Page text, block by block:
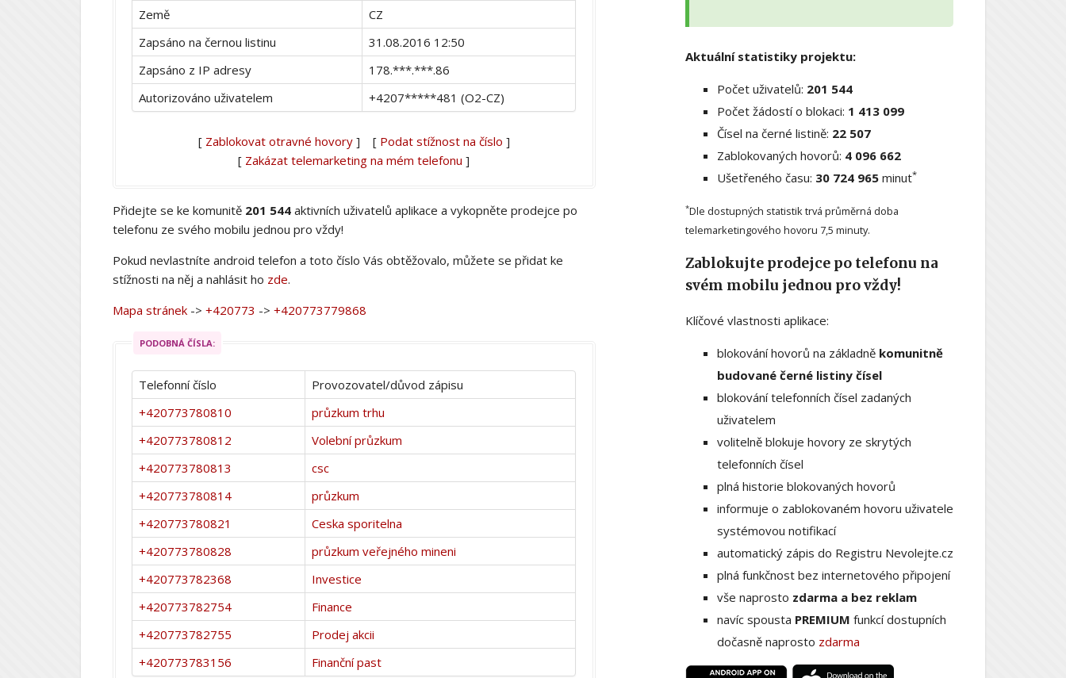
Země
CZ
Zapsáno na černou listinu
31.08.2016 12:50
Zapsáno z IP adresy
178.***.***.86
Autorizováno uživatelem
+4207*****481 (O2-CZ)
[ Zablokovat otravné hovory] [ Podat stížnost na číslo ]
[ Zakázat telemarketing na mém telefonu ]
Přidejte se ke komunitě 201 544 aktivních uživatelů aplikace a vykopněte prodejce po
telefonu ze svého mobilu jednou pro vždy!
Pokud nevlastníte android telefon a toto číslo Vás obtěžovalo, můžete se přidat ke
stížnosti na něj a nahlásit ho zde.
Mapa stránek -> +420773 -> +420773779868
PODOBNÁ ČÍSLA:
Telefonní číslo
Provozovatel/důvod zápisu
+420773780810
průzkum trhu
+420773780812
Volební průzkum
+420773780813
csc
+420773780814
průzkum
+420773780821
Ceska sporitelna
+420773780828
průzkum veřejného mineni
+420773782368
Investice
+420773782754
Finance
+420773782755
Prodej akcii
+420773783156
Finanční past
Aktuální statistiky projektu:
Počet uživatelů: 201 544
Počet žádostí o blokaci: 1 413 099
Čísel na černé listině: 22 507
Zablokovaných hovorů: 4 096 662
Ušetřeného času: 30 724 965minut*
*Dle dostupných statistik trvá průměrná doba
telemarketingového hovoru 7,5 minuty.
Zablokujte prodejce po telefonu na
svém mobilu jednou pro vždy!
Klíčové vlastnosti aplikace:
blokování hovorů na základně komunitně
budované černé listiny čísel
blokování telefonních čísel zadaných
uživatelem
volitelně blokuje hovory ze skrytých
telefonních čísel
plná historie blokovaných hovorů
informuje o zablokovaném hovoru uživatele
systémovou notifikací
automatický zápis do Registru Nevolejte.cz
plná funkčnost bez internetového připojení
vše naprosto zdarma a bez reklam
navíc spousta PREMIUM funkcí dostupních
dočasně naprosto zdarma